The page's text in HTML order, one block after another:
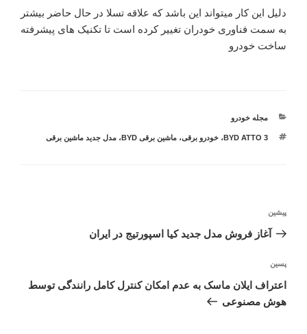
دلیل این کار میتواند این باشد که علاقه تسلا در حال حاضر بیشتر
به سمت فناوری خودران تغییر کرده است تا تکنیک های پیشرفته
ساخت خودرو
دسته‌ها
مجله خودرو
برچسب‌ها
BYD ATTO 3،خودرو برقی،ماشین برقی BYD ،مدل جدید ماشین برقی
نوشته
نوشته
قبلی
پیشین
آغاز فروش مدل جدید کیا اسپورتیج در ایران
نوشته‌ٔ
بعدی
پسین
اعتراف ایلان ماسک به عدم امکان کنترل کامل رانندگی توسط
هوش مصنوعی